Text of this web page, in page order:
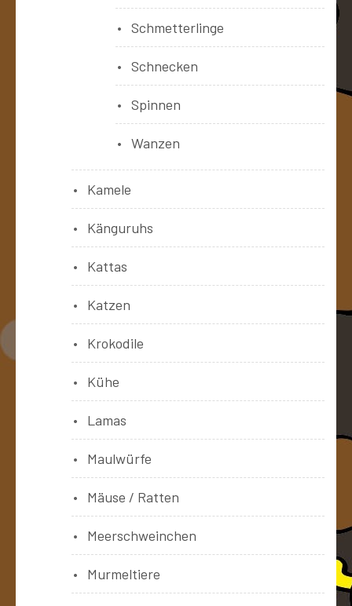
Schmetterlinge
Schnecken
Spinnen
Wanzen
Kamele
Känguruhs
Kattas
Katzen
Krokodile
Kühe
Lamas
Maulwürfe
Mäuse / Ratten
Meerschweinchen
Murmeltiere